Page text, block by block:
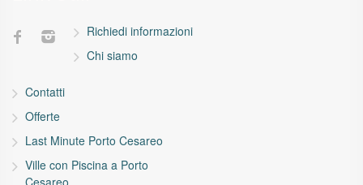
Richiedi informazioni
Chi siamo
Contatti
Offerte
Last Minute Porto Cesareo
Ville con Piscina a Porto